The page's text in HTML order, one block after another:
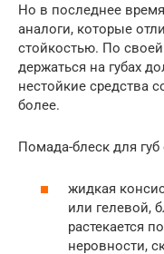
Но в последнее
аналоги, которые
стойкостью. По
держаться на губах
нестойкие средства
более.
Помада-блеск для
жидкая
или гелевой,
растекается
неровности,